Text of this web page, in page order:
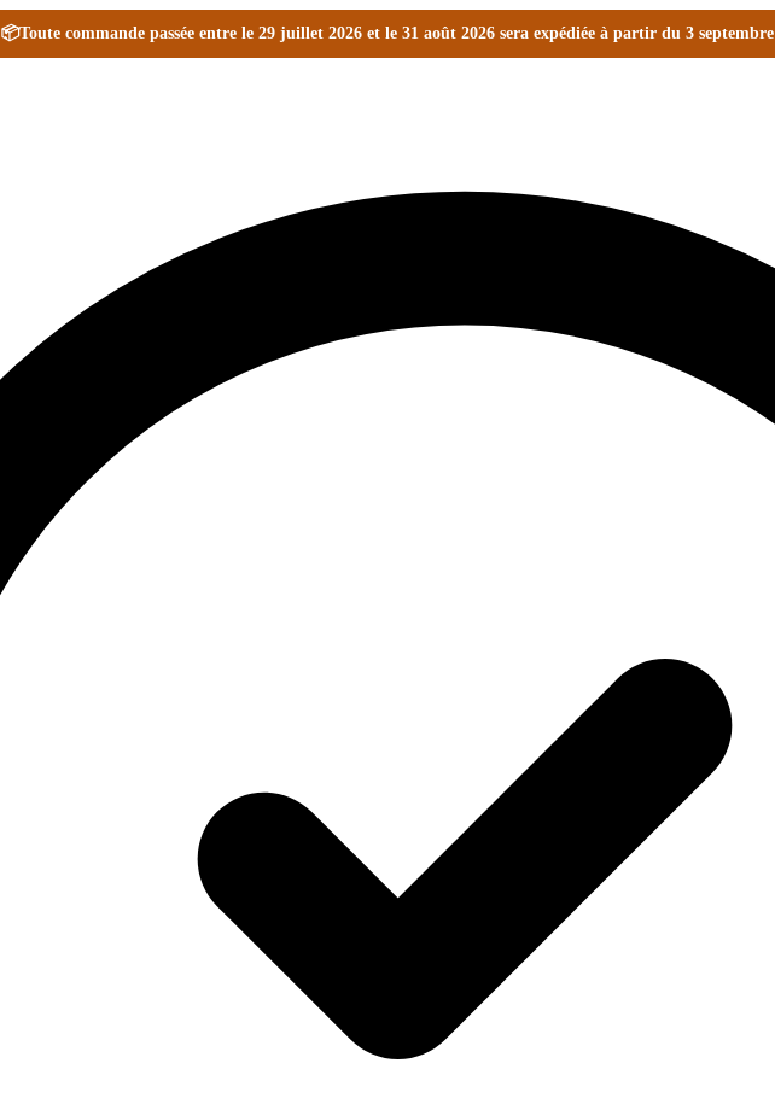
📦Toute commande passée entre le 29 juillet 2026 et le 31 août 2026 sera expédiée à partir du 3